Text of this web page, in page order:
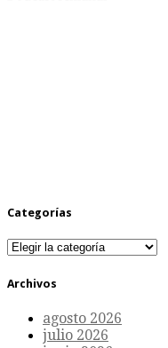
Categorías
Categorías
Archivos
agosto 2026
julio 2026